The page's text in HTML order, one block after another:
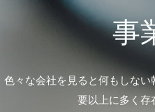
事
色々な会社を見ると何もしな
要以上に多く存